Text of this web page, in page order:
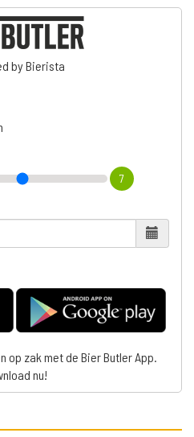
by Bierista
7
zak met de Bier Butler App.
nu!